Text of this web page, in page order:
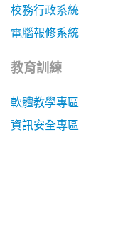
校務行政系統
電腦報修系統
教育訓練
軟體教學專區
資訊安全專區